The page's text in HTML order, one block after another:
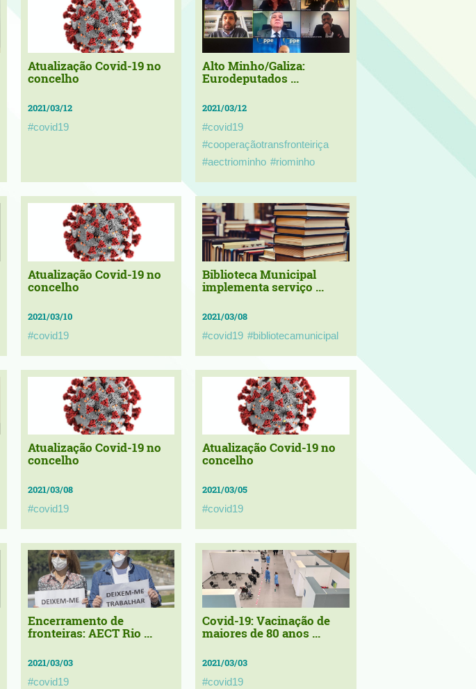
Atualização Covid-19 no
concelho
2021/03/12
#covid19
Alto Minho/Galiza:
Eurodeputados ...
2021/03/12
#covid19
#cooperaçãotransfronteiriça
#aectriominho #riominho
Atualização Covid-19 no
concelho
2021/03/10
#covid19
Biblioteca Municipal
implementa serviço ...
2021/03/08
#covid19 #bibliotecamunicipal
Atualização Covid-19 no
concelho
2021/03/08
#covid19
Atualização Covid-19 no
concelho
2021/03/05
#covid19
Encerramento de
fronteiras: AECT Rio ...
2021/03/03
#covid19
Covid-19: Vacinação de
maiores de 80 anos ...
2021/03/03
#covid19